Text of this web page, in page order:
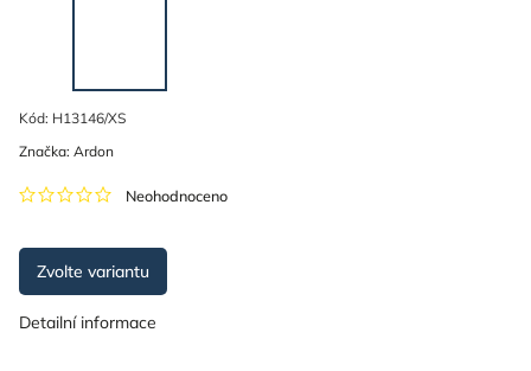
Kód: H13146/XS
Neohodnoceno
Značka: Ardon
Zvolte variantu
Detailní informace